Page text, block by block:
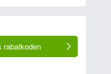
rabatkoden